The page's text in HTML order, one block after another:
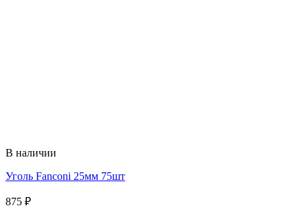
В наличии
Уголь Fanconi 25мм 75шт
875 ₽